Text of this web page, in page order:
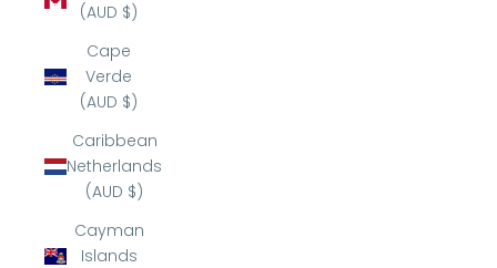
(AUD $)
Cape
Verde
(AUD $)
Caribbean
Netherlands
(AUD $)
Cayman
Islands